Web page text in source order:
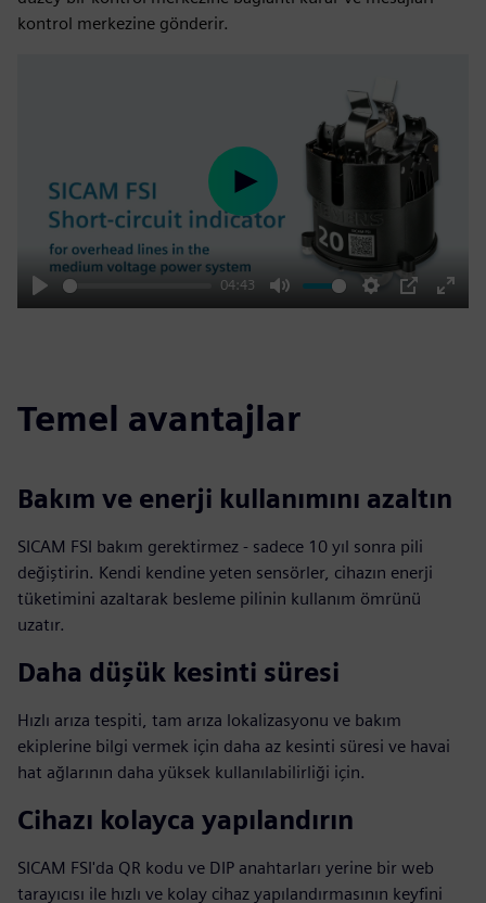
kontrol merkezine gönderir.
Play
04:43
Mute Settings
PIP
Enter
Play
Temel avantajlar
Bakım ve enerji kullanımını azaltın
SICAM FSI bakım gerektirmez - sadece 10 yıl sonra pili
değiştirin. Kendi kendine yeten sensörler, cihazın enerji
tüketimini azaltarak besleme pilinin kullanım ömrünü
uzatır.
Daha düşük kesinti süresi
Hızlı arıza tespiti, tam arıza lokalizasyonu ve bakım
ekiplerine bilgi vermek için daha az kesinti süresi ve havai
hat ağlarının daha yüksek kullanılabilirliği için.
Cihazı kolayca yapılandırın
SICAM FSI'da QR kodu ve DIP anahtarları yerine bir web
tarayıcısı ile hızlı ve kolay cihaz yapılandırmasının keyfini